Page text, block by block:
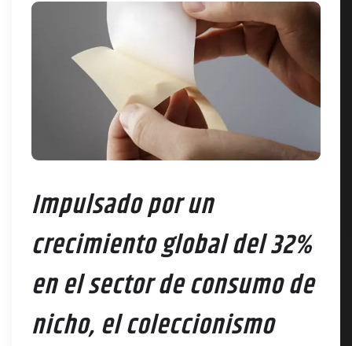
Impulsado por un
crecimiento global del 32%
en el sector de consumo de
nicho, el coleccionismo